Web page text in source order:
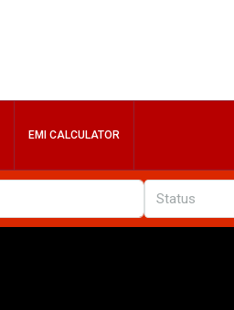
EMI CALCULATOR
Status